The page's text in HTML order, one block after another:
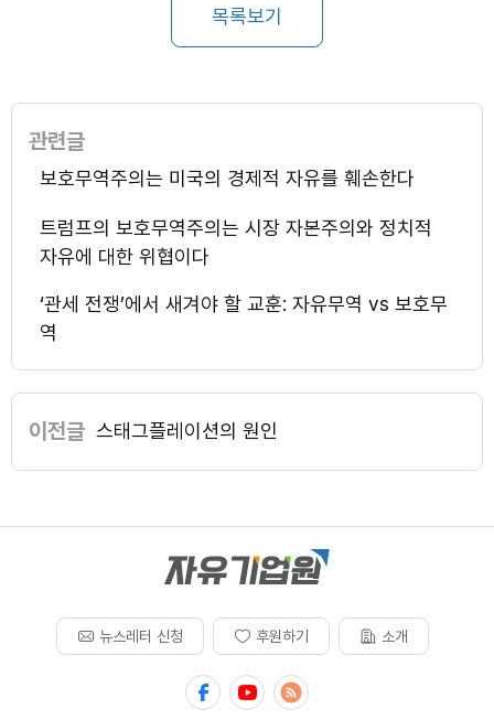
목록보기
관련글
보호무역주의는 미국의 경제적 자유를 훼손한다
트럼프의 보호무역주의는 시장 자본주의와 정치적
자유에 대한 위협이다
‘관세 전쟁’에서 새겨야 할 교훈: 자유무역 vs 보호무
역
이전글 스태그플레이션의 원인
뉴스레터 신청 후원하기 소개